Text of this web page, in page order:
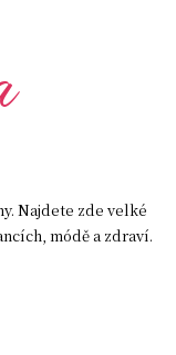
Najdete zde velké
módě a zdraví.